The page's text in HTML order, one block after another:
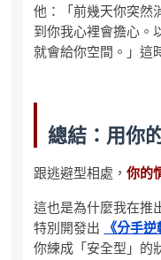
他：「前幾天你突然
到你我心裡會擔心。
就會給你空間。」這
總結：用你
跟逃避型相處，你的
這也是為什麼我在推
特別開發出
《分手逆
你練成「安全型」的